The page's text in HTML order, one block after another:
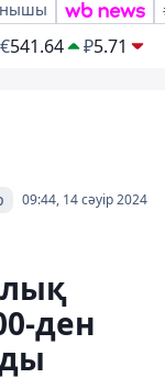
€541.64 ₽5.71
09:44, 14 сәуір 2024
ден